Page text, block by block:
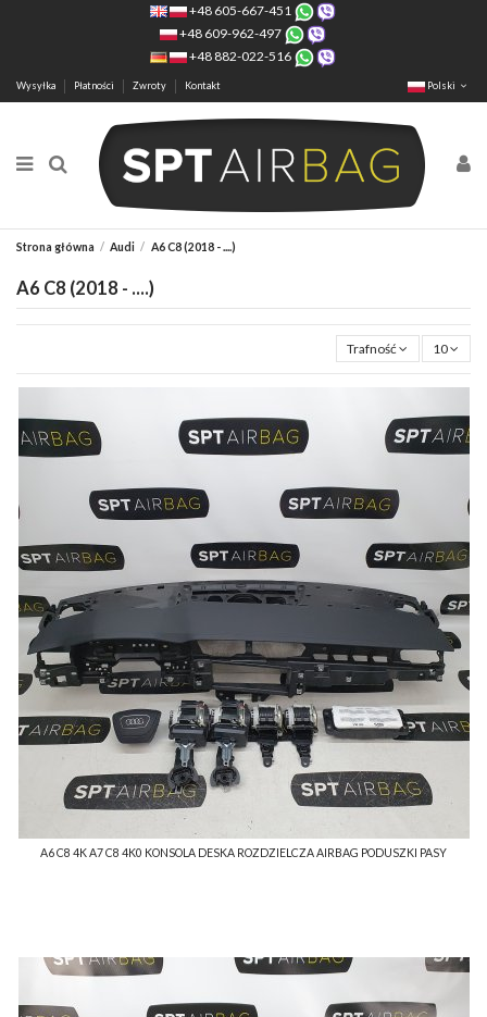
+48 605-667-451
+48 609-962-497
+48 882-022-516
Wysyłka Płatności Zwroty Kontakt Polski
Strona główna Audi A6 C8 (2018 - ....)
A6 C8 (2018 - ....)
Trafność 10
A6 C8 4K A7 C8 4K0 KONSOLA DESKA ROZDZIELCZA AIRBAG PODUSZKI PASY